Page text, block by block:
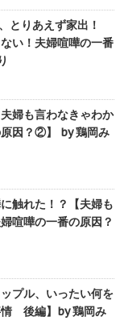
とりあえず家出！
い！夫婦喧嘩の一番
婦も言わなきゃわか
因？②】 by 鶏岡み
触れた！？【夫婦も
喧嘩の一番の原因？
プル、いったい何を
情 後編】by 鶏岡み